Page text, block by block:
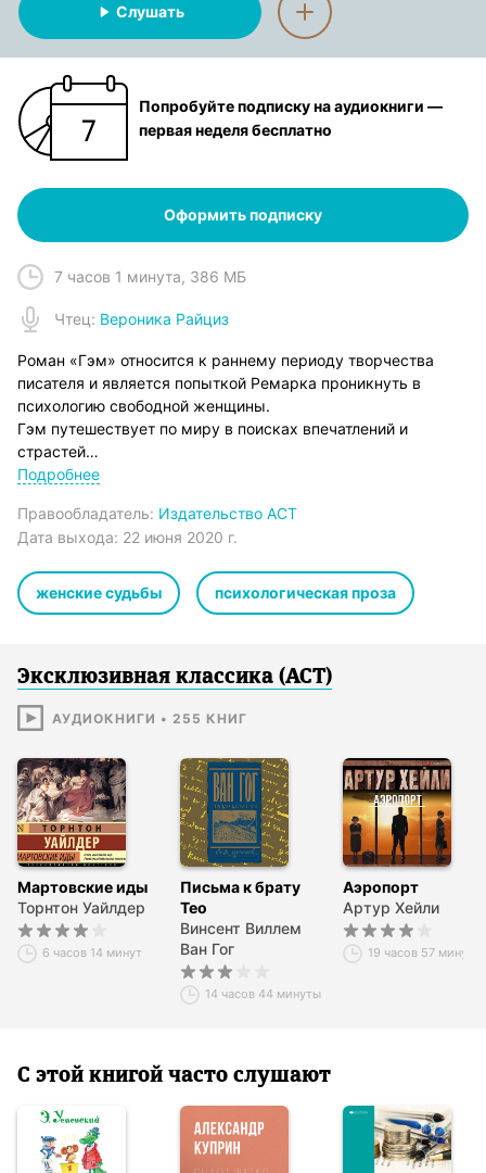
Слушать
Попробуйте подписку на аудиокниги —
первая неделя бесплатно
Оформить подписку
7 часов 1 минута, 386 МБ
Чтец: Вероника Райциз
Роман «Гэм» относится к раннему периоду творчества
писателя и является попыткой Ремарка проникнуть в
психологию свободной женщины.
Гэм путешествует по миру в поисках впечатлений и
страстей…
Роскошь высшего света и экзотика самых дальних уголков
Слушателю откроется очень непривычный Ремарк.
Ремарк, еще не успевший стать реалистом.
© Verlag Kiepenheuer & Witsch GmbH & Co. KG, Cologne/
Germany, 1998
Продюсер аудиозаписи: Татьяна Плюта
Подробнее
Правообладатель: Издательство АСТ
Дата выхода: 22 июня 2020 г.
женские судьбы психологическая проза
Эксклюзивная классика (АСТ)
АУДИОКНИГИ • 255 КНИГ
Мартовские иды
Торнтон Уайлдер
6 часов 14 минут
Письма к брату
Тео
Винсент Виллем
Ван Гог
14 часов 44 минуты
Аэропорт
Артур Хейли
19 часов 57 минут
С этой книгой часто слушают